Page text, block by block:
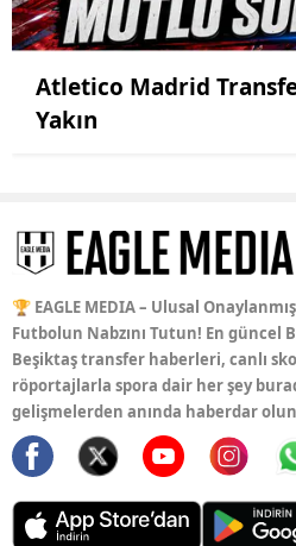
Atletico Madrid
Yakın
🏆 EAGLE MEDIA – Ulusal
Futbolun Nabzını Tutun! En güncel
Beşiktaş transfer haberleri, canlı
röportajlarla spora dair her şey
gelişmelerden anında haberdar